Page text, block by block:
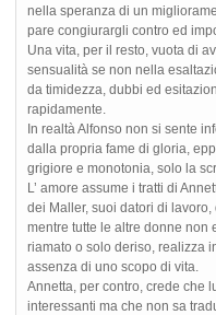
nella speranza di un
pare congiurargli contro ed
Una vita, per il resto, vuota di
sensualità se non nella
da timidezza, dubbi ed
rapidamente.
In realtà Alfonso non si sente
dalla propria fame di gloria,
grigiore e monotonia, solo la
L’ amore assume i tratti di
dei Maller, suoi datori di
mentre tutte le altre donne non
riamato o solo deriso, realizza
assenza di uno scopo di vita.
Annetta, per contro, crede che
interessanti ma che non sa